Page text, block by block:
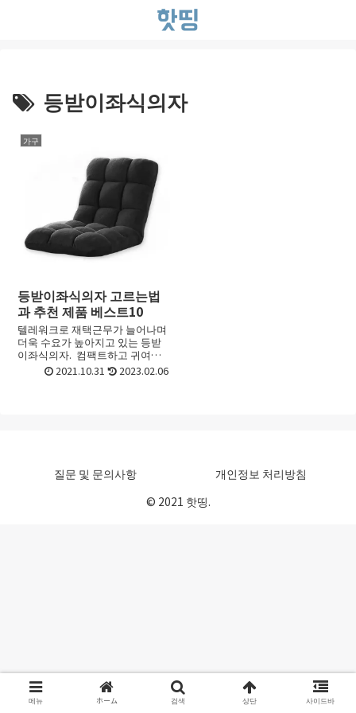
등받이좌식의자
가구
등받이좌식의자 고르는법
과 추천 제품 베스트10
텔레워크로 재택근무가 늘어나며
더욱 수요가 높아지고 있는 등받
이좌식의자. 컴팩트하고 귀여운
세련된 상품으로부터, 허리의 부
담 경감에 특화한 상품까지, 다양
2021.10.31 2023.02.06
질문 및 문의사항
개인정보 처리방침
© 2021 핫띵.
메뉴 ホーム 검색 상단 사이드바